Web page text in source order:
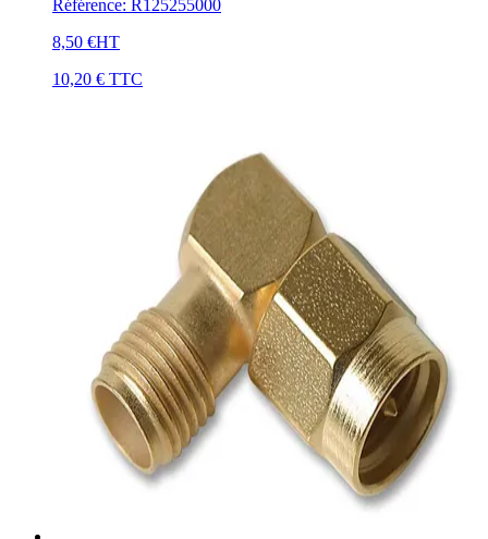
Référence: R125255000
8,50 €HT
10,20 € TTC